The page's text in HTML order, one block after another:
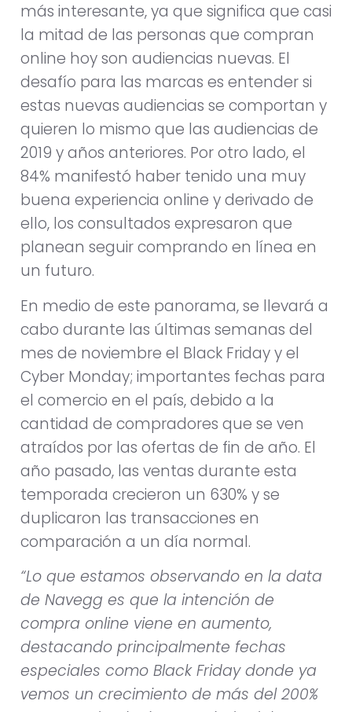
más interesante, ya que significa que casi
la mitad de las personas que compran
online hoy son audiencias nuevas. El
desafío para las marcas es entender si
estas nuevas audiencias se comportan y
quieren lo mismo que las audiencias de
2019 y años anteriores. Por otro lado, el
84% manifestó haber tenido una muy
buena experiencia online y derivado de
ello, los consultados expresaron que
planean seguir comprando en línea en
un futuro.
En medio de este panorama, se llevará a
cabo durante las últimas semanas del
mes de noviembre el Black Friday y el
Cyber Monday; importantes fechas para
el comercio en el país, debido a la
cantidad de compradores que se ven
atraídos por las ofertas de fin de año. El
año pasado, las ventas durante esta
temporada crecieron un 630% y se
duplicaron las transacciones en
comparación a un día normal.
“Lo que estamos observando en la data
de Navegg es que la intención de
compra online viene en aumento,
destacando principalmente fechas
especiales como Black Friday donde ya
vemos un crecimiento de más del 200%